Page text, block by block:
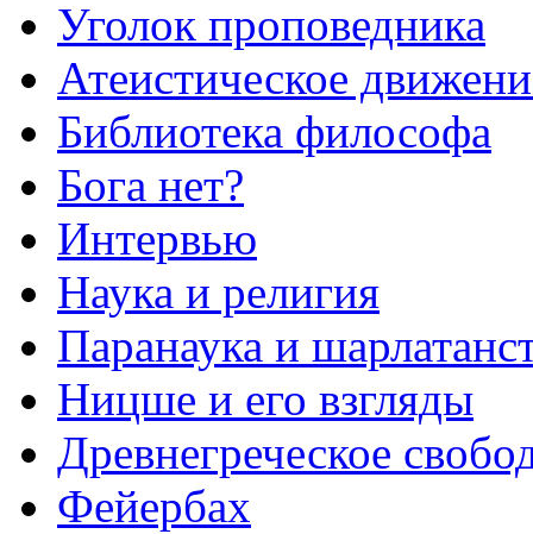
Уголок проповедника
Атеистическое
Библиотека философа
Бога нет?
Интервью
Наука и религия
Паранаука и
Ницше и его взгляды
Древнегреческое
Фейербах